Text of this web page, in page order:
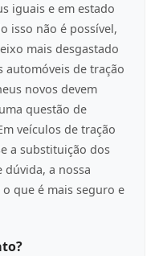
iguais e em estado
isso não é possível,
mais desgastado
de tração
novos devem
questão de
veículos de tração
a substituição dos
a nossa
que é mais seguro e